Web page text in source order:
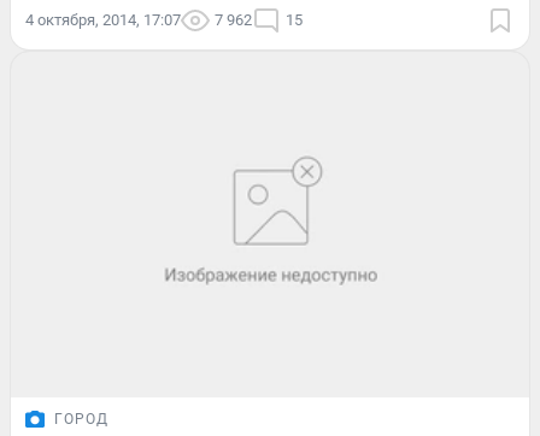
4 октября, 2014, 17:07 7 962 15
ГОРОД